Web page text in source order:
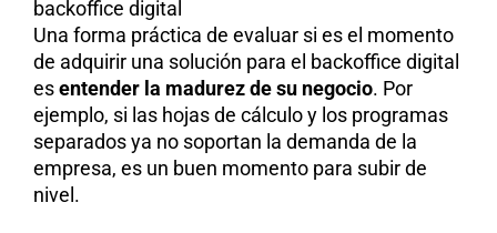
backoffice digital
Una forma práctica de evaluar si es el momento
de adquirir una solución para el backoffice digital
esentender la madurez de su negocio. Por
ejemplo, si las hojas de cálculo y los programas
separados ya no soportan la demanda de la
empresa, es un buen momento para subir de
nivel.